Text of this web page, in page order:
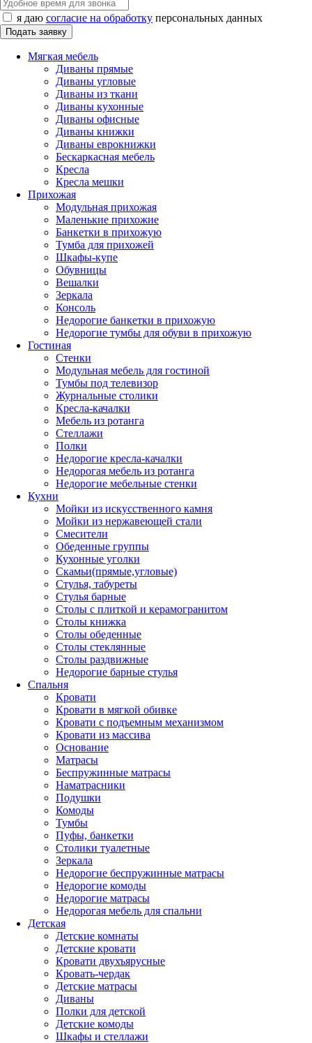
я даю согласие на обработку персональных данных
Мягкая мебель
Диваны прямые
Диваны угловые
Диваны из ткани
Диваны кухонные
Диваны офисные
Диваны книжки
Диваны еврокнижки
Бескаркасная мебель
Кресла
Кресла мешки
Прихожая
Модульная прихожая
Маленькие прихожие
Банкетки в прихожую
Тумба для прихожей
Шкафы-купе
Обувницы
Вешалки
Зеркала
Консоль
Недорогие банкетки в прихожую
Недорогие тумбы для обуви в прихожую
Гостиная
Стенки
Модульная мебель для гостиной
Тумбы под телевизор
Журнальные столики
Кресла-качалки
Мебель из ротанга
Стеллажи
Полки
Недорогие кресла-качалки
Недорогая мебель из ротанга
Недорогие мебельные стенки
Кухни
Мойки из искусственного камня
Мойки из нержавеющей стали
Смесители
Обеденные группы
Кухонные уголки
Скамьи(прямые,угловые)
Стулья, табуреты
Стулья барные
Столы с плиткой и керамогранитом
Столы книжка
Столы обеденные
Столы стеклянные
Столы раздвижные
Недорогие барные стулья
Спальня
Кровати
Кровати в мягкой обивке
Кровати с подъемным механизмом
Кровати из массива
Основание
Матрасы
Беспружинные матрасы
Наматрасники
Подушки
Комоды
Тумбы
Пуфы, банкетки
Столики туалетные
Зеркала
Недорогие беспружинные матрасы
Недорогие комоды
Недорогие матрасы
Недорогая мебель для спальни
Детская
Детские комнаты
Детские кровати
Кровати двухъярусные
Кровать-чердак
Детские матрасы
Диваны
Полки для детской
Детские комоды
Шкафы и стеллажи